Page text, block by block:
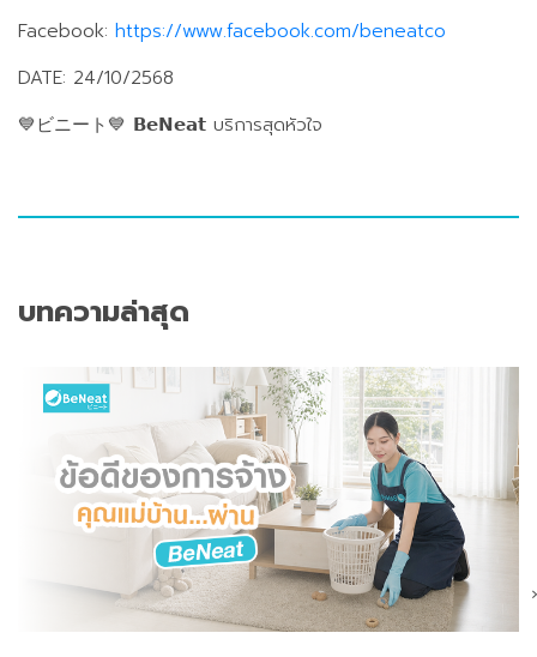
Facebook: https://www.facebook.com/beneatco
DATE: 24/10/2568
💙ビニート💙 𝗕𝗲𝗡𝗲𝗮𝘁 บริการสุดหัวใจ
บทความล่าสุด
›